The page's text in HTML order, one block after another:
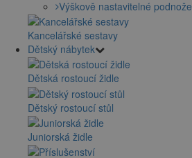
Výškově nastavitelné podnože
Kancelářské sestavy
Dětský nábytek
Dětská rostoucí židle
Dětský rostoucí stůl
Juniorská židle